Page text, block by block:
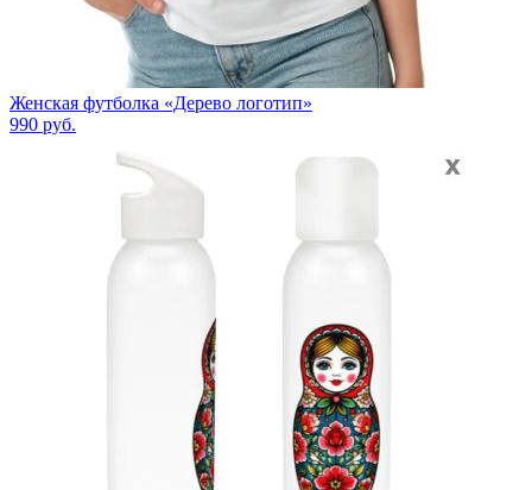
Женская футболка «Дерево логотип»
990 руб.